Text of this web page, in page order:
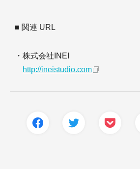
■ 関連 URL
・株式会社INEI
http://ineistudio.com